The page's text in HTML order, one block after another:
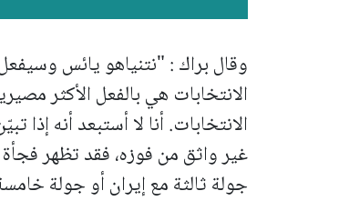
وقال براك :"نتنياهو يائس
الانتخابات هي بالفعل الأكثر
الانتخابات. أنا لا أستبعد أنه إذا
غير واثق من فوزه، فقد تظهر
جولة ثالثة مع إيران أو جولة